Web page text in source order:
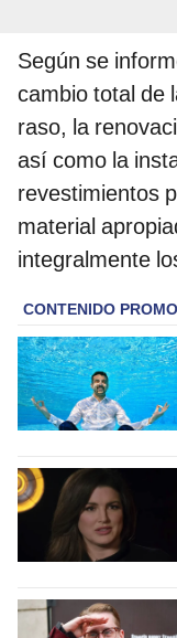
Según se
cambio total de
raso, la
así como la
revestimientos
material
integralmente